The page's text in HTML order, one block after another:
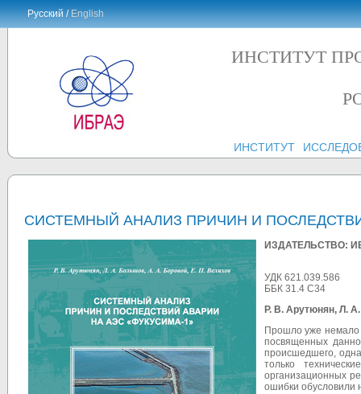
Русский /English
ИНСТИТУТ
ИНСТИТУТ
СИСТЕМНЫЙ АНАЛИЗ ПРИЧИН И
ИЗДАТЕЛЬСТВО:
УДК 621.039.586
ББК 31.4 С34
Р. В. Арутюнян, Л.
Прошло уже немало
посвященных
происшедшего,
только
организационных
ошибки обусловили